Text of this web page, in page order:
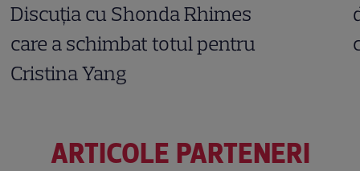
Discuția cu Shonda Rhimes
care a schimbat totul pentru
Cristina Yang
ARTICOLE PARTENERI